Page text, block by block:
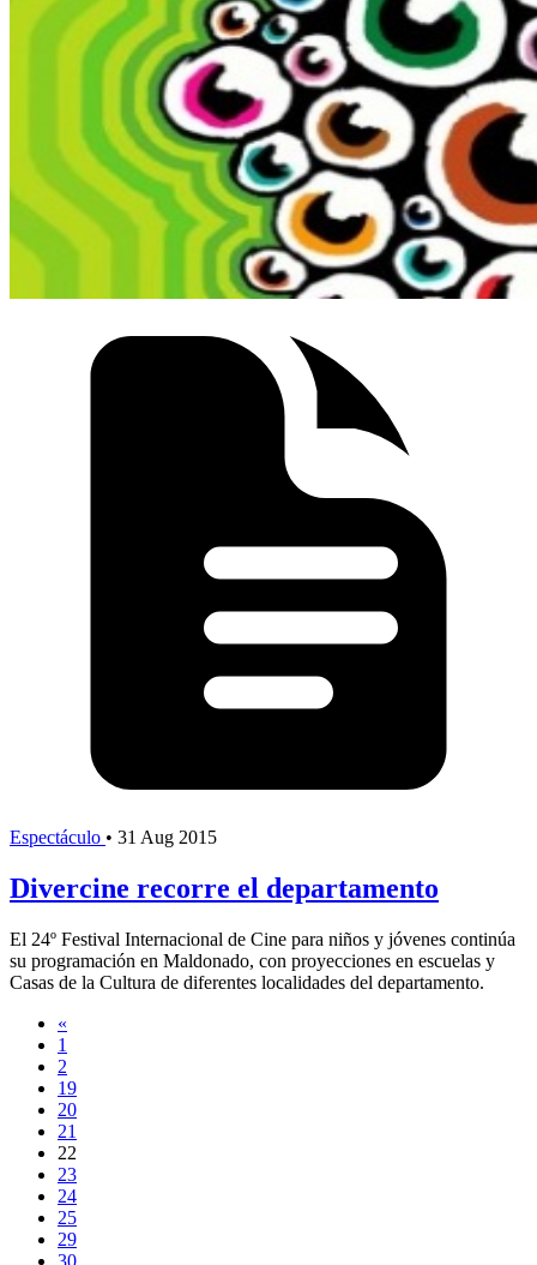
Espectáculo • 31 Aug 2015
Divercine recorre el departamento
El 24º Festival Internacional de Cine para niños y jóvenes continúa
su programación en Maldonado, con proyecciones en escuelas y
Casas de la Cultura de diferentes localidades del departamento.
«
1
2
19
20
21
22
23
24
25
29
30